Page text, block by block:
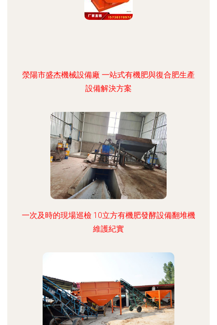
滎陽市盛杰機械設備廠 一站式有機肥與復合肥生產
設備解決方案
一次及時的現場巡檢 10立方有機肥發酵設備翻堆機
維護紀實